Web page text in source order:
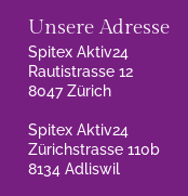
Unsere Adresse
Spitex Aktiv24
Rautistrasse 12
8047 Zürich
Spitex Aktiv24
Zürichstrasse 110b
8134 Adliswil